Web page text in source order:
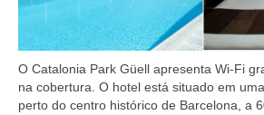
O Catalonia Park Güell apresenta Wi-Fi
na cobertura. O hotel está situado em
perto do centro histórico de Barcelona, a